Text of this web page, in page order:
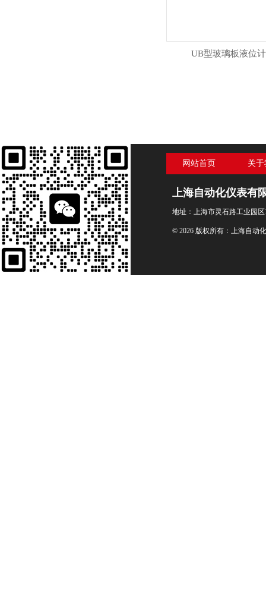
UB型玻璃板液位计
网站首页 关
上海自动化仪表有
地址：上海市灵石路工业园区
© 2026 版权所有：上海自动